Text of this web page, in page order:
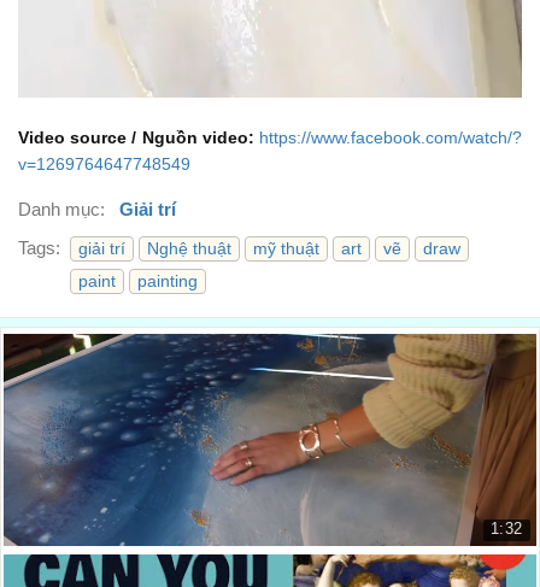
Video source / Nguồn video: https://www.facebook.com/watch/?
v=1269764647748549
Danh mục:
Giải trí
Tags:
giải trí Nghệ thuật mỹ thuật art vẽ
draw
paint
painting
1:32
Bức Tranh Những Ngọn Gió Hoàng Kim Của Cô Hoạ ...